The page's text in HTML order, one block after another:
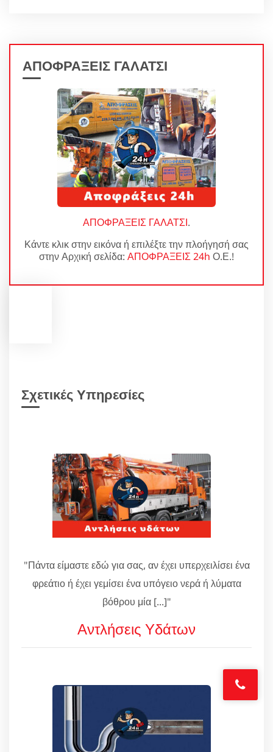
ΑΠΟΦΡΑΞΕΙΣ ΓΑΛΑΤΣΙ
ΑΠΟΦΡΑΞΕΙΣ ΓΑΛΑΤΣΙ.
Κάντε κλικ στην εικόνα ή επιλέξτε την πλοήγησή σας
στην Αρχική σελίδα: ΑΠΟΦΡΑΞΕΙΣ 24h Ο.Ε.!
Σχετικές Υπηρεσίες
"Πάντα είμαστε εδώ για σας, αν έχει υπερχειλίσει ένα
φρεάτιο ή έχει γεμίσει ένα υπόγειο νερά ή λύματα
βόθρου μία [...]"
Αντλήσεις Υδάτων